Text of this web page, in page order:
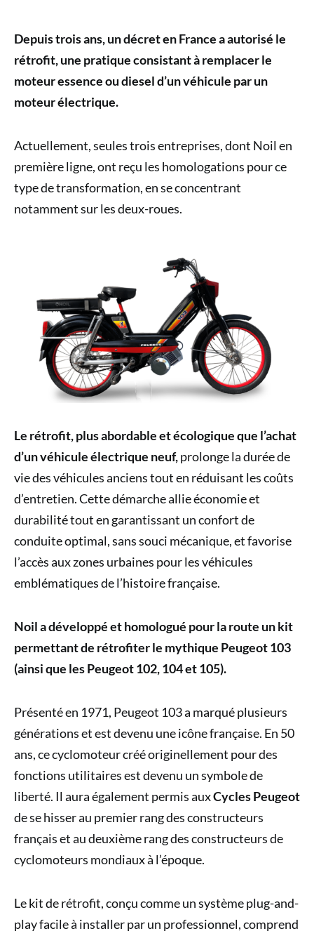
Depuis trois ans, un décret en France a autorisé le
rétrofit, une pratique consistant à remplacer le
moteur essence ou diesel d’un véhicule par un
moteur électrique.
Actuellement, seules trois entreprises, dont Noil en
première ligne, ont reçu les homologations pour ce
type de transformation, en se concentrant
notamment sur les deux-roues.
Le rétrofit, plus abordable et écologique que l’achat
d’un véhicule électrique neuf,prolonge la durée de
vie des véhicules anciens tout en réduisant les coûts
d’entretien. Cette démarche allie économie et
durabilité tout en garantissant un confort de
conduite optimal, sans souci mécanique, et favorise
l’accès aux zones urbaines pour les véhicules
emblématiques de l’histoire française.
Noil a développé et homologué pour la route un kit
permettant de rétrofiter le mythique Peugeot 103
(ainsi que les Peugeot 102, 104 et 105).
Présenté en 1971, Peugeot 103 a marqué plusieurs
générations et est devenu une icône française. En 50
ans, ce cyclomoteur créé originellement pour des
fonctions utilitaires est devenu un symbole de
liberté. Il aura également permis auxCycles Peugeot
de se hisser au premier rang des constructeurs
français et au deuxième rang des constructeurs de
cyclomoteurs mondiaux à l’époque.
Le kit de rétrofit, conçu comme un système plug-and-
play facile à installer par un professionnel, comprend